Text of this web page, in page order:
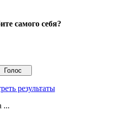
самого себя?
результаты
...